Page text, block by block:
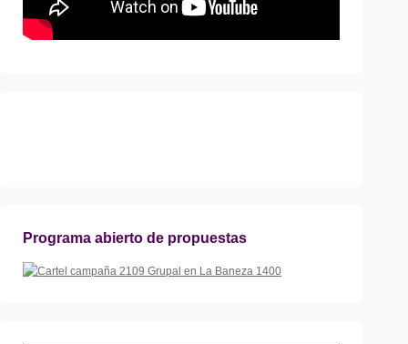
Programa abierto de propuestas